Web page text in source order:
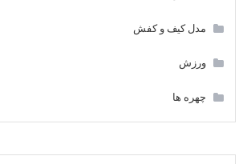
مدل کیف و کفش
ورزش
چهره ها